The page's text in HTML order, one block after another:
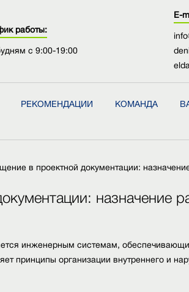
работы:
с 9:00-19:00
E-
РЕКОМЕНДАЦИИ КОМАНДА
в проектной документации:
назначение
инженерным системам,
принципы организации внутреннего и